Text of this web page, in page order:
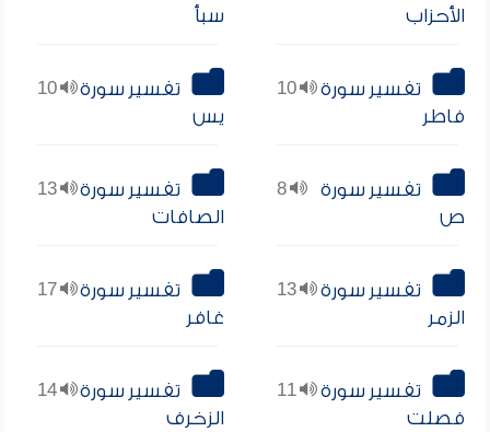
الأحزاب
سبأ
10
تفسير سورة
فاطر
10
تفسير سورة
يس
8
تفسير سورة
ص
13
تفسير سورة
الصافات
13
تفسير سورة
الزمر
17
تفسير سورة
غافر
11
تفسير سورة
فصلت
14
تفسير سورة
الزخرف